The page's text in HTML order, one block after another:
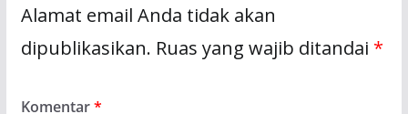
Alamat email Anda tidak akan
dipublikasikan. Ruas yang wajib ditandai *
Komentar*